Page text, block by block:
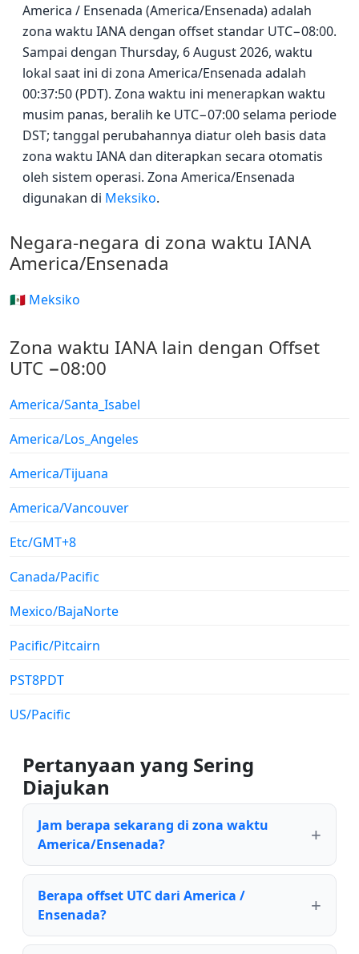
America / Ensenada (America/Ensenada) adalah
zona waktu IANA dengan offset standar UTC−08:00.
Sampai dengan Thursday, 6 August 2026, waktu
lokal saat ini di zona America/Ensenada adalah
00:37:50 (PDT). Zona waktu ini menerapkan waktu
musim panas, beralih ke UTC−07:00 selama periode
DST; tanggal perubahannya diatur oleh basis data
zona waktu IANA dan diterapkan secara otomatis
oleh sistem operasi. Zona America/Ensenada
digunakan di Meksiko.
Negara-negara di zona waktu IANA
America/Ensenada
🇲🇽 Meksiko
Zona waktu IANA lain dengan Offset
UTC −08:00
America/Santa_Isabel
America/Los_Angeles
America/Tijuana
America/Vancouver
Etc/GMT+8
Canada/Pacific
Mexico/BajaNorte
Pacific/Pitcairn
PST8PDT
US/Pacific
Pertanyaan yang Sering
Diajukan
Jam berapa sekarang di zona waktu
America/Ensenada?
Berapa offset UTC dari America /
Ensenada?